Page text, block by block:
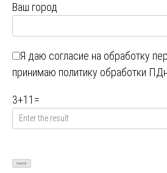
Ваш город
Я даю согласие на обработку
принимаю политику обработки
3+11 =